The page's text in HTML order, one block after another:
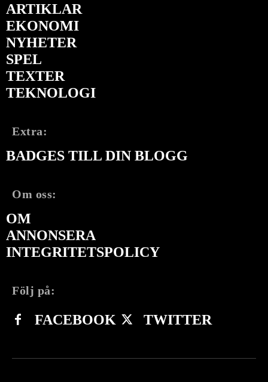
ARTIKLAR
EKONOMI
NYHETER
SPEL
TEXTER
TEKNOLOGI
Extra:
BADGES TILL DIN BLOGG
Om oss:
OM
ANNONSERA
INTEGRITETSPOLICY
Följ på:
FACEBOOK TWITTER